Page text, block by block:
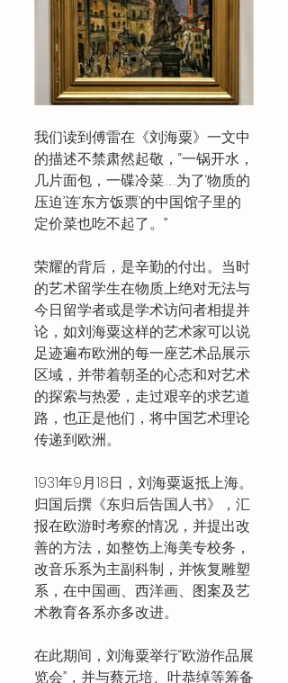
我们读到傅雷在《刘海粟》一文中
的描述不禁肃然起敬，“一锅开水，
几片面包，一碟冷菜……为了‘物质的
压迫’连‘东方饭票’的中国馆子里的
定价菜也吃不起了。”
荣耀的背后，是辛勤的付出。当时
的艺术留学生在物质上绝对无法与
今日留学者或是学术访问者相提并
论，如刘海粟这样的艺术家可以说
足迹遍布欧洲的每一座艺术品展示
区域，并带着朝圣的心态和对艺术
的探索与热爱，走过艰辛的求艺道
路，也正是他们，将中国艺术理论
传递到欧洲。
1931年9月18日，刘海粟返抵上海。
归国后撰《东归后告国人书》，汇
报在欧游时考察的情况，并提出改
善的方法，如整饬上海美专校务，
改音乐系为主副科制，并恢复雕塑
系，在中国画、西洋画、图案及艺
术教育各系亦多改进。
在此期间，刘海粟举行“欧游作品展
览会”，并与蔡元培、叶恭绰等筹备